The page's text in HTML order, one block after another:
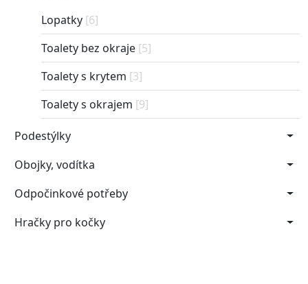
Lopatky [6]
Toalety bez okraje [5]
Toalety s krytem [3]
Toalety s okrajem [9]
Podestýlky
Obojky, vodítka
Odpočinkové potřeby
Hračky pro kočky